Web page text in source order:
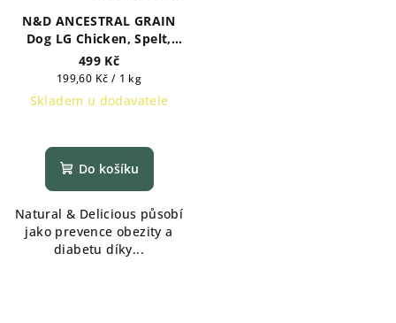
N&D ANCESTRAL GRAIN
Dog LG Chicken, Spelt,
Oats & Pomegranate
Adult Medium & Maxi 2,5
499 Kč
Měrná
cena:
199,60 Kč / 1 kg
Skladem u dodavatele
Do košíku
Natural & Delicious působí
jako prevence obezity a
diabetu díky...